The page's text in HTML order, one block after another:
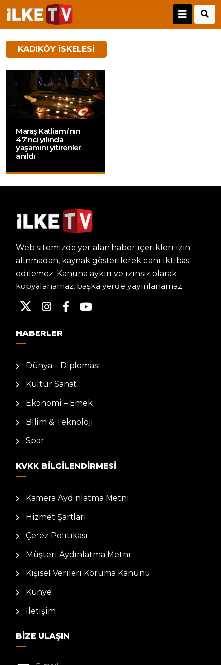
KADIKÖY İSKELESI
Maraş Katliamı’nın
47’nci yılında
yaşamını yitirenler
anıldı
Web sitemizde yer alan haber içerikleri izin
alınmadan, kaynak gösterilerek dahi iktibas
edilemez. Kanuna aykırı ve izinsiz olarak
kopyalanamaz, başka yerde yayınlanamaz.
HABERLER
Dünya – Diplomasi
Kültür Sanat
Ekonomi – Emek
Bilim & Teknoloji
Spor
KVKK BILGILENDIRMESI
Kamera Aydınlatma Metni
Hizmet Şartları
Çerez Politikası
Müşteri Aydınlatma Metni
Kişisel Verileri Koruma Kanunu
Künye
İletişim
BIZE ULAŞIN